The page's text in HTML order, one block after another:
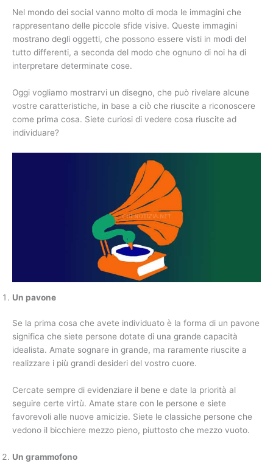
Nel mondo dei social vanno molto di moda le immagini che
rappresentano delle piccole sfide visive. Queste immagini
mostrano degli oggetti, che possono essere visti in modi del
tutto differenti, a seconda del modo che ognuno di noi ha di
interpretare determinate cose.
Oggi vogliamo mostrarvi un disegno, che può rivelare alcune
vostre caratteristiche, in base a ciò che riuscite a riconoscere
come prima cosa. Siete curiosi di vedere cosa riuscite ad
individuare?
Un pavone
Se la prima cosa che avete individuato è la forma di un pavone
significa che siete persone dotate di una grande capacità
idealista. Amate sognare in grande, ma raramente riuscite a
realizzare i più grandi desideri del vostro cuore.
Cercate sempre di evidenziare il bene e date la priorità al
seguire certe virtù. Amate stare con le persone e siete
favorevoli alle nuove amicizie. Siete le classiche persone che
vedono il bicchiere mezzo pieno, piuttosto che mezzo vuoto.
Un grammofono